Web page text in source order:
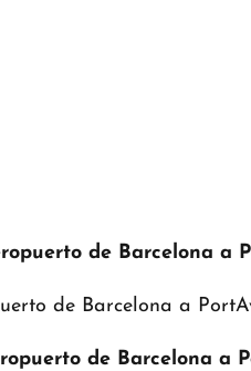
de Barcelona a
de Barcelona a
de Barcelona a